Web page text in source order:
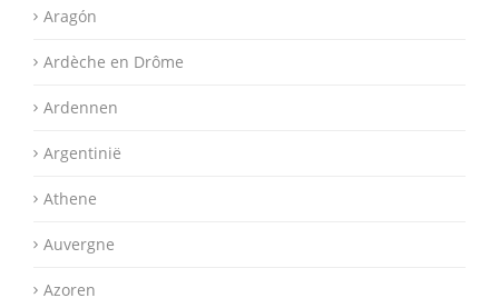
Aragón
Ardèche en Drôme
Ardennen
Argentinië
Athene
Auvergne
Azoren